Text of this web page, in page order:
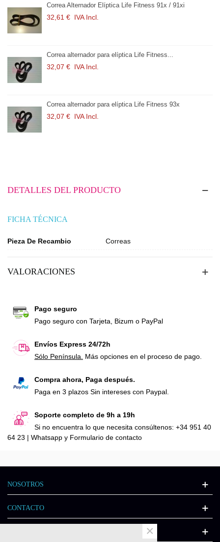
Correa Alternador Elíptica Life Fitness 91x / 91xi
32,61 € IVA Incl.
Correa alternador para elíptica Life Fitness...
32,07 € IVA Incl.
Correa alternador para elíptica Life Fitness 93x
32,07 € IVA Incl.
DETALLES DEL PRODUCTO
FICHA TÉCNICA
Pieza De Recambio Correas
VALORACIONES
Pago seguro
Pago seguro con Tarjeta, Bizum o PayPal
Envíos Express 24/72h
Sólo Península. Más opciones en el proceso de pago.
Compra ahora, Paga después.
Paga en 3 plazos Sin intereses con Paypal.
Soporte completo de 9h a 19h
Si no encuentra lo que necesita consúltenos: +34 951 40
64 23 | Whatsapp y Formulario de contacto
NOSOTROS
CONTACTO
×